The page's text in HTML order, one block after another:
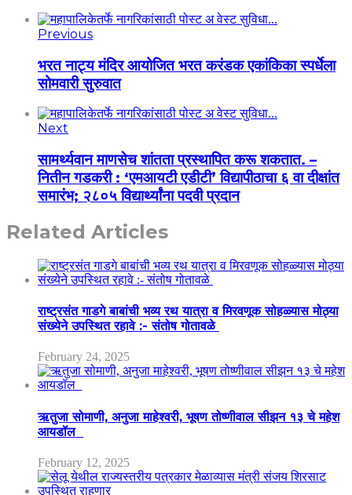
Previous
भरत नाट्य मंदिर आयोजित भरत करंडक एकांकिका स्पर्धेला
सोमवारी सुरुवात
Next
सामर्थ्यवान माणसेच शांतता प्रस्थापित करू शकतात. –
नितीन गडकरी : ‘एमआयटी एडीटी’ विद्यापीठाचा ६ वा दीक्षांत
समारंभ; २८०५ विद्यार्थ्यांना पदवी प्रदान
Related Articles
राष्ट्रसंत गाडगे बाबांची भव्य रथ यात्रा व मिरवणूक सोहळ्यास मोठ्या
संख्येने उपस्थित रहावे :- संतोष गोतावळे
February 24, 2025
ऋतुजा सोमाणी, अनुजा माहेश्वरी, भूषण तोष्णीवाल सीझन १३ चे महेश
आयडॉल
February 12, 2025